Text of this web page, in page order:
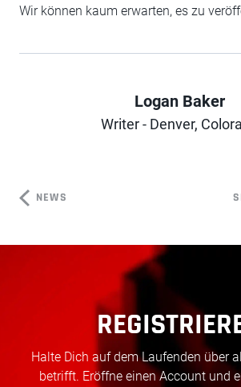
Wir können kaum erwarten, es zu
Author
Logan Baker
Writer - Denver,
NEWS
Halte Dich auf dem Laufenden über
betrifft. Eröffne einen Account und